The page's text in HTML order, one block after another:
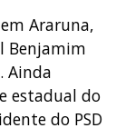
Araruna,
Benjamim
Ainda
estadual do
do PSD